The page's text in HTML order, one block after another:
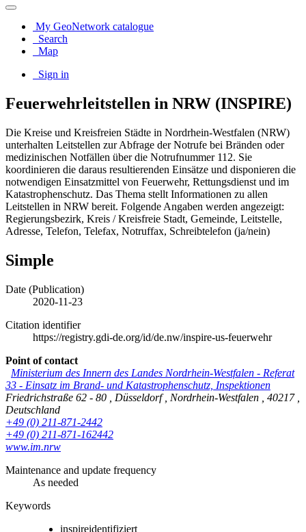
My GeoNetwork catalogue
Search
Map
Sign in
Feuerwehrleitstellen in NRW (INSPIRE)
Die Kreise und Kreisfreien Städte in Nordrhein-Westfalen (NRW)
unterhalten Leitstellen zur Abfrage der Notrufe bei Bränden oder
medizinischen Notfällen über die Notrufnummer 112. Sie
koordinieren die daraus resultierenden Einsätze und disponieren die
notwendigen Einsatzmittel von Feuerwehr, Rettungsdienst und im
Katastrophenschutz. Das Thema stellt Informationen zu allen
Leitstellen in NRW bereit. Folgende Angaben werden angezeigt:
Regierungsbezirk, Kreis / Kreisfreie Stadt, Gemeinde, Leitstelle,
Adresse, Telefon, Telefax, Notruffax, Schreibtelefon (ja/nein)
Simple
Date (Publication)
2020-11-23
Citation identifier
https://registry.gdi-de.org/id/de.nw/inspire-us-feuerwehr
Point of contact
Ministerium des Innern des Landes Nordrhein-Westfalen - Referat
33 - Einsatz im Brand- und Katastrophenschutz, Inspektionen
Friedrichstraße 62 - 80
Düsseldorf Nordrhein-Westfalen 40217
Deutschland
+49 (0) 211-871-2442
+49 (0) 211-871-162442
www.im.nrw
Maintenance and update frequency
As needed
Keywords
inspireidentifiziert